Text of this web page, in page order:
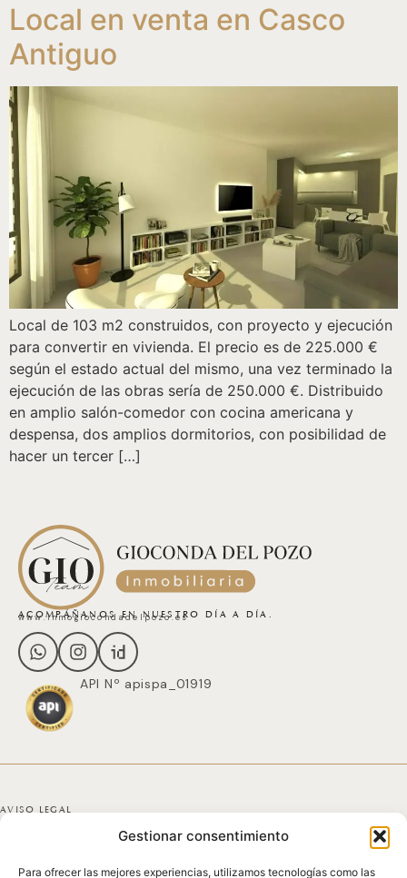
Gestionar consentimiento
Para ofrecer las mejores experiencias, utilizamos tecnologías como las
Local en venta en Casco
Antiguo
Local de 103 m2 construidos, con proyecto y ejecución
para convertir en vivienda. El precio es de 225.000 €
según el estado actual del mismo, una vez terminado la
ejecución de las obras sería de 250.000 €. Distribuido
en amplio salón-comedor con cocina americana y
despensa, dos amplios dormitorios, con posibilidad de
hacer un tercer […]
ACOMPÁÑANOS EN NUESTRO DÍA A DÍA.
www.inmogiocondadelpozo.es
API Nº apispa_01919
AVISO LEGAL